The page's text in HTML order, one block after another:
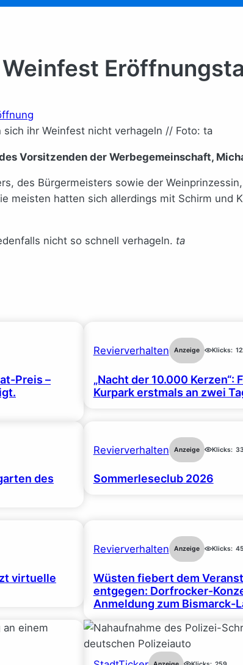
sich ihr Weinfest nicht verhageln // Foto: ta
Vorsitzenden der Werbegemeinschaft,
des Bürgermeisters sowie der
meisten hatten sich allerdings mit Schirm
nicht so schnell verhageln. ta
Preis –
Revierverhalten Anzeige Klicks:
„Nacht der 10.000 Kerzen“:
Kurpark erstmals an zwei
des
Revierverhalten Anzeige Klicks: 33
Sommerleseclub 2026
virtuelle
Revierverhalten Anzeige Klicks:
Wüsten fiebert dem
entgegen: Dorfrocker-
Anmeldung zum Bismarck-